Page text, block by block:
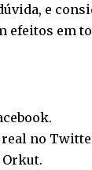
e
efeitos em
.
no
Orkut.